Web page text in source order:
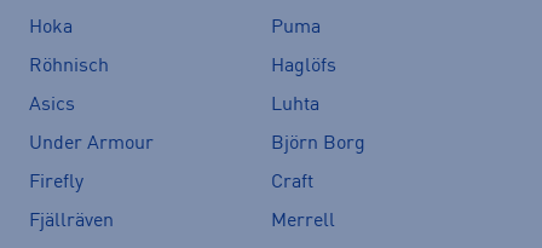
Hoka
Puma
Röhnisch
Haglöfs
Asics
Luhta
Under Armour
Björn Borg
Firefly
Craft
Fjällräven
Merrell